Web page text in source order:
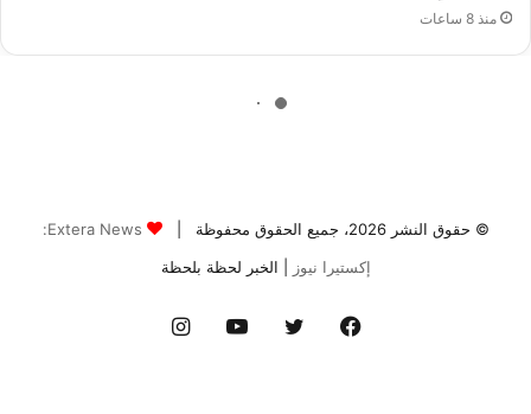
© حقوق النشر 2026، جميع الحقوق محفوظة |
Extera News:
إكستيرا نيوز
| الخبر لحظة بلحظة
فيسبوك تويتر يوتيوب